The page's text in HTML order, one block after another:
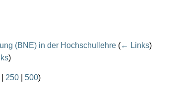
(BNE) in der Hochschullehre (← Links)
)
250 500)